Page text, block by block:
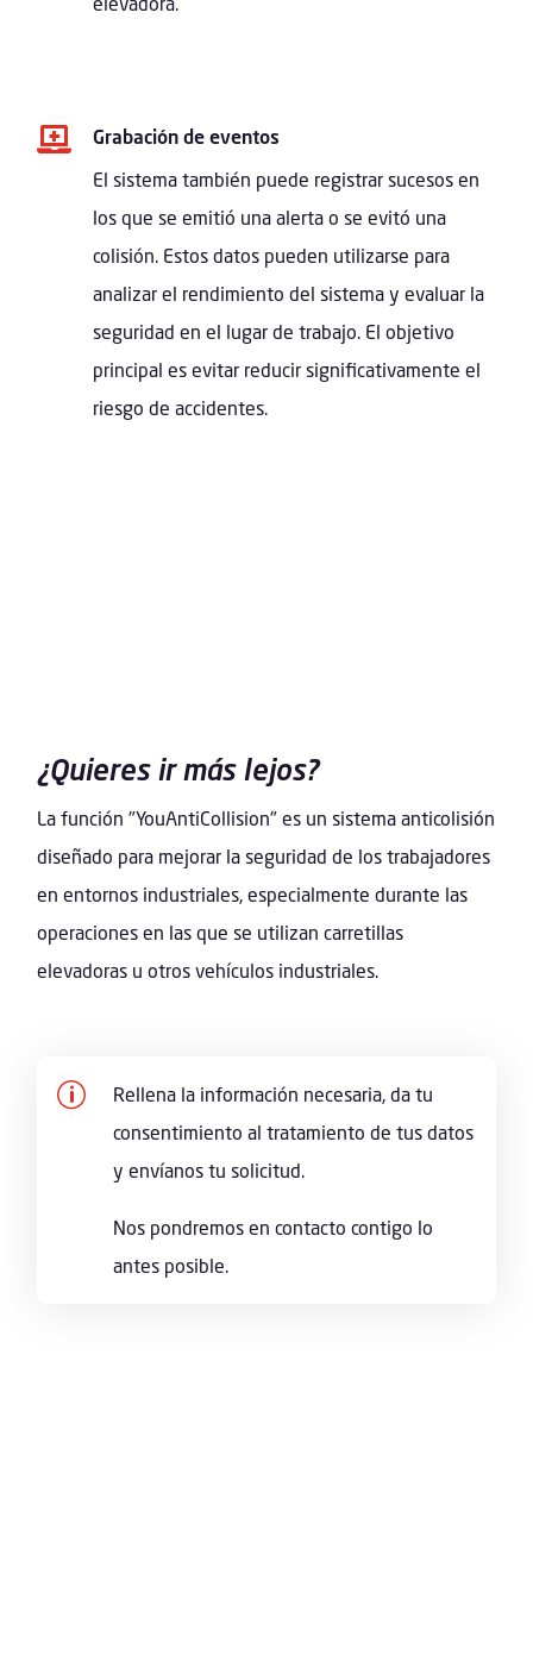

Grabación de eventos
El sistema también puede registrar sucesos en
los que se emitió una alerta o se evitó una
colisión. Estos datos pueden utilizarse para
analizar el rendimiento del sistema y evaluar la
seguridad en el lugar de trabajo. El objetivo
principal es evitar reducir significativamente el
riesgo de accidentes.
¿Quieres ir más lejos?
La función "YouAntiCollision" es un sistema anticolisión
diseñado para mejorar la seguridad de los trabajadores
en entornos industriales, especialmente durante las
operaciones en las que se utilizan carretillas
elevadoras u otros vehículos industriales.
p
Rellena la información necesaria, da tu
consentimiento al tratamiento de tus datos
y envíanos tu solicitud.
Nos pondremos en contacto contigo lo
antes posible.